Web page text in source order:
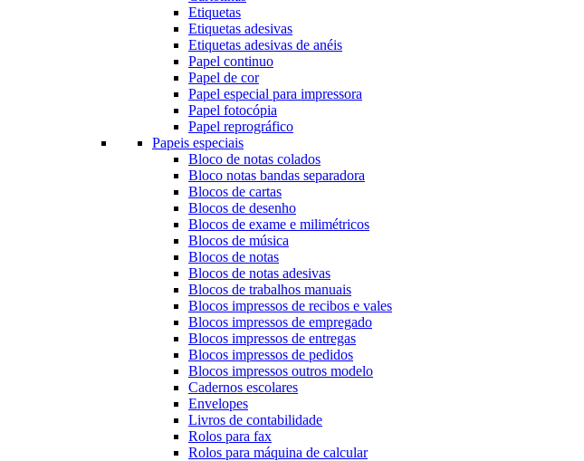
Etiquetas
Etiquetas adesivas
Etiquetas adesivas de anéis
Papel continuo
Papel de cor
Papel especial para impressora
Papel fotocópia
Papel reprográfico
Papeis especiais
Bloco de notas colados
Bloco notas bandas separadora
Blocos de cartas
Blocos de desenho
Blocos de exame e milimétricos
Blocos de música
Blocos de notas
Blocos de notas adesivas
Blocos de trabalhos manuais
Blocos impressos de recibos e vales
Blocos impressos de empregado
Blocos impressos de entregas
Blocos impressos de pedidos
Blocos impressos outros modelo
Cadernos escolares
Envelopes
Livros de contabilidade
Rolos para fax
Rolos para máquina de calcular